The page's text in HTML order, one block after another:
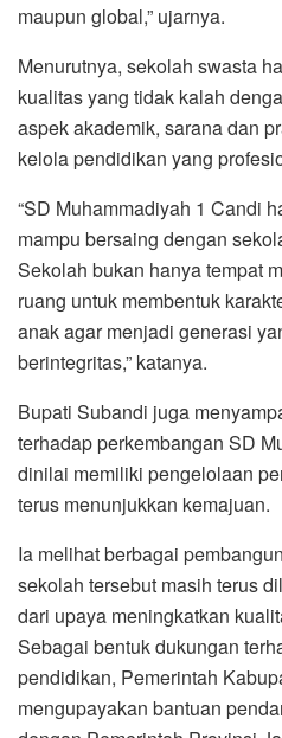
maupun global,” ujarnya.
Menurutnya, sekolah swasta
kualitas yang tidak kalah
aspek akademik, sarana dan
kelola pendidikan yang
“SD Muhammadiyah 1 Candi
mampu bersaing dengan
Sekolah bukan hanya tempat
ruang untuk membentuk
anak agar menjadi generasi
berintegritas,” katanya.
Bupati Subandi juga
terhadap perkembangan SD
dinilai memiliki pengelolaan
terus menunjukkan kemajuan.
Ia melihat berbagai
sekolah tersebut masih terus
dari upaya meningkatkan
Sebagai bentuk dukungan
pendidikan, Pemerintah
mengupayakan bantuan